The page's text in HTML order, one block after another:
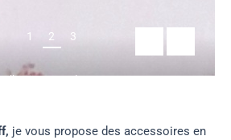
1 2 3
je vous propose des accessoires en